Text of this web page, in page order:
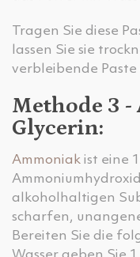
Tragen Sie diese
lassen Sie sie
verbleibende
Methode 3
Glycerin:
Ammoniak ist eine
alkoholhaltigen
scharfen,
Bereiten Sie die